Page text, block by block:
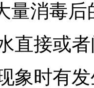
量消毒
直接或
象时有